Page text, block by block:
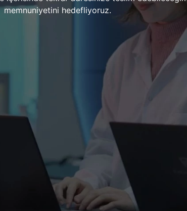
memnuniyetini hedefliyoruz.